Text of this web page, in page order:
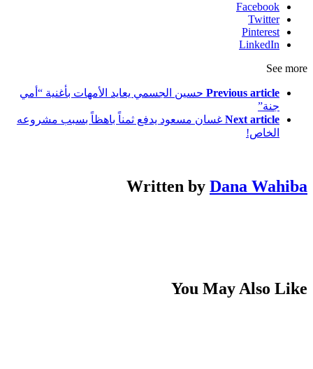
Facebook
Twitter
Pinterest
LinkedIn
See more
Previous article حسين الجسمي يعايد الأمهات بأغنية “أمي
جنة”
Next article غسان مسعود يدفع ثمناً باهظاً بسبب مشروعه
الخاص!
Written by Dana Wahiba
You May Also Like